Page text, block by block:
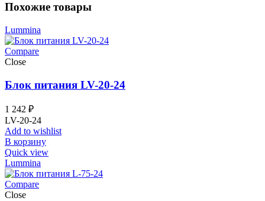
Похожие товары
Lummina
Compare
Close
Блок питания LV-20-24
1 242 ₽
LV-20-24
Add to wishlist
В корзину
Quick view
Lummina
Compare
Close